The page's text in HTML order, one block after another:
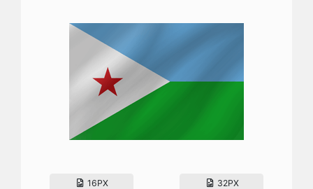
16PX 32PX